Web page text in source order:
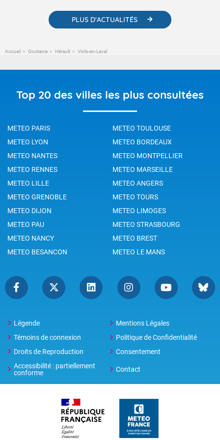
PLUS D'ACTUALITÉS
Accueil Occitanie Hérault Viols-en-Laval
Top 20 des villes les plus consultées
METEO PARIS
METEO TOULOUSE
METEO LYON
METEO BORDEAUX
METEO NANTES
METEO MONTPELLIER
METEO RENNES
METEO MARSEILLE
METEO LILLE
METEO ANGERS
METEO GRENOBLE
METEO TOURS
METEO DIJON
METEO LIMOGES
METEO PAU
METEO STRASBOURG
METEO NANCY
METEO BREST
METEO BESANCON
METEO LE MANS
Légende
Mentions Légales
Témoins de connexion
Politique de Confidentialité
Droits de Reproduction
Consentement
Accessibilité : partiellement
conforme
Contact